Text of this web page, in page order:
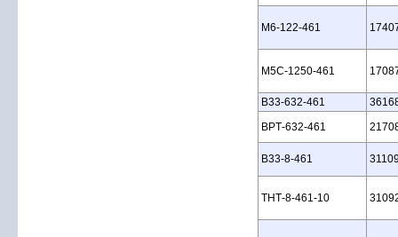
M6‑122‑461
M5C‑1250‑461
B33‑632‑461
BPT‑632‑461
B33‑8‑461
THT‑8‑461‑10